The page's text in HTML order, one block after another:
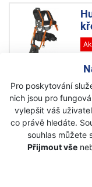
Pro poskytování
nich jsou pro
vylepšit váš
co právě hledáte.
souhlas můžete
Přijmout vše